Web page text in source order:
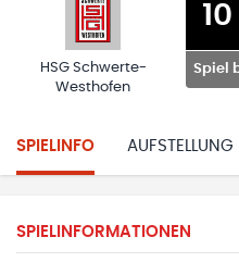
HSG Schwerte-
Westhofen
10
Spiel
SPIELINFO AUFSTELLUNG
SPIELINFORMATIONEN